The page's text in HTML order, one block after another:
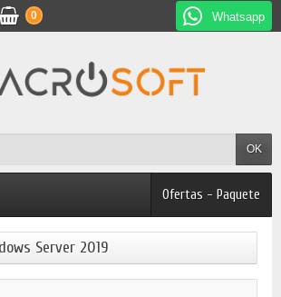
Whatsapp
OK
0
Ofertas - Paquete
Server 2019